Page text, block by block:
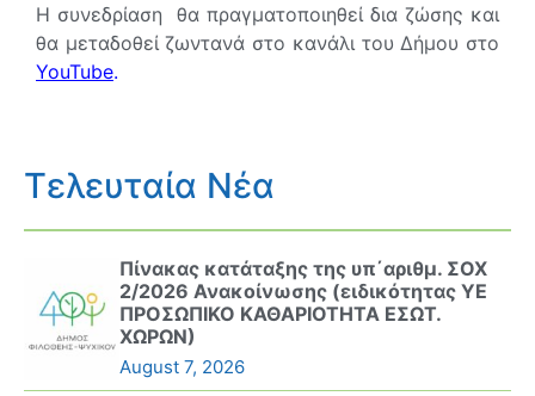
Η συνεδρίαση θα πραγματοποιηθεί δια ζώσης και
θα μεταδοθεί ζωντανά στο κανάλι του Δήμου στο
YouTube.
Τελευταία Νέα
Πίνακας κατάταξης της υπ΄αριθμ. ΣΟΧ
2/2026 Ανακοίνωσης (ειδικότητας ΥΕ
ΠΡΟΣΩΠΙΚΟ ΚΑΘΑΡΙΟΤΗΤΑ ΕΣΩΤ.
ΧΩΡΩΝ)
August 7, 2026